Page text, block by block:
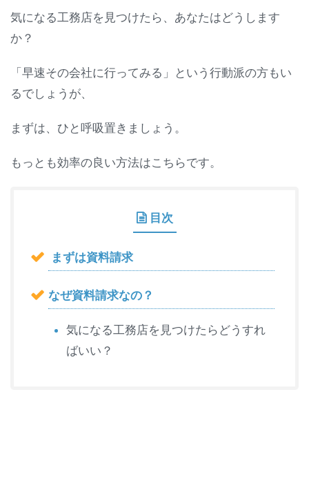
気になる工務店を見つけたら、あなたはどうします
か？
「早速その会社に行ってみる」という行動派の方もい
るでしょうが、
まずは、ひと呼吸置きましょう。
もっとも効率の良い方法はこちらです。
目次
まずは資料請求
なぜ資料請求なの？
気になる工務店を見つけたらどうすれ
ばいい？